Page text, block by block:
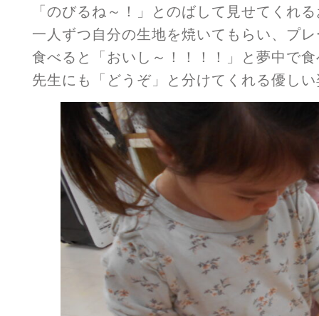
「のびるね～！」とのばして見せてくれ
一人ずつ自分の生地を焼いてもらい、プ
食べると「おいし～！！！！」と夢中で
先生にも「どうぞ」と分けてくれる優し